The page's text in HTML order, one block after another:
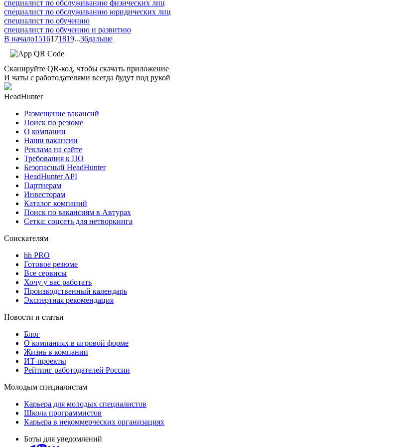
специалист по обслуживанию физических лиц
специалист по обслуживанию юридических лиц
специалист по обучению
специалист по обучению и развитию
В начало1516171819...36дальше
Сканируйте QR-код, чтобы скачать приложение
И чаты с работодателями всегда будут под рукой
HeadHunter
Размещение вакансий
Поиск по резюме
О компании
Наши вакансии
Реклама на сайте
Требования к ПО
Безопасный HeadHunter
HeadHunter API
Партнерам
Инвесторам
Каталог компаний
Поиск по вакансиям в Автурах
Сетка: соцсеть для нетворкинга
Соискателям
hh PRO
Готовое резюме
Все сервисы
Хочу у вас работать
Производственный календарь
Экспертная рекомендация
Новости и статьи
Блог
О компаниях в игровой форме
Жизнь в компании
ИТ-проекты
Рейтинг работодателей России
Молодым специалистам
Карьера для молодых специалистов
Школа программистов
Карьера в некоммерческих организациях
Боты для уведомлений